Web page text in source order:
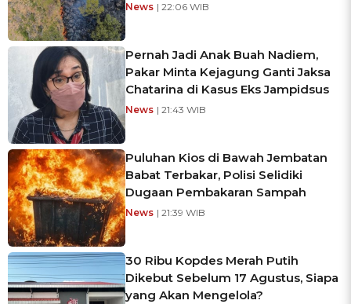
News | 22:06 WIB
Pernah Jadi Anak Buah Nadiem,
Pakar Minta Kejagung Ganti Jaksa
Chatarina di Kasus Eks Jampidsus
News | 21:43 WIB
Puluhan Kios di Bawah Jembatan
Babat Terbakar, Polisi Selidiki
Dugaan Pembakaran Sampah
News | 21:39 WIB
30 Ribu Kopdes Merah Putih
Dikebut Sebelum 17 Agustus, Siapa
yang Akan Mengelola?